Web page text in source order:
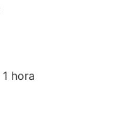
1 hora